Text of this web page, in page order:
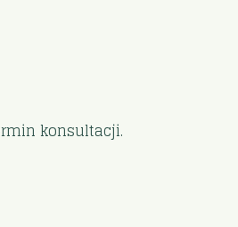
konsultacji.